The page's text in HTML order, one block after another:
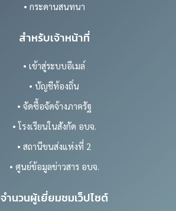
• กระดานสนทนา
สำหรับเจ้าหน้าที่
• เข้าสู่ระบบอีเมล์
• บัญชีท้องถิ่น
• จัดซื้อจัดจ้างภาครัฐ
• โรงเรียนในสังกัด อบจ.
• สถานีขนส่งแห่งที่ 2
• ศูนย์ข้อมูลข่าวสาร อบจ.
จำนวนผู้เยี่ยมชมเว็ปไซต์